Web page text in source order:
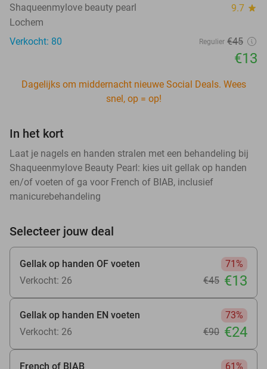
Shaqueenmylove beauty pearl 9.7 star
Lochem
Verkocht: 80
Regulier €45
€13
Dagelijks om middernacht nieuwe Social Deals. Wees
snel, op = op!
In het kort
Laat je nagels en handen stralen met een behandeling bij
Shaqueenmylove Beauty Pearl: kies uit gellak op handen
en/of voeten of ga voor French of BIAB, inclusief
manicurebehandeling
Selecteer jouw deal
Gellak op handen OF voeten
71%
Verkocht: 26
€45 €13
Gellak op handen EN voeten
73%
Verkocht: 26
€90 €24
French of BIAB
61%